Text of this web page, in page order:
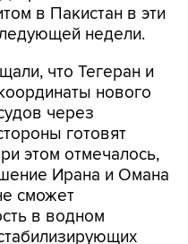
в Пакистан в эти
недели.
что Тегеран и
нового
через
готовят
этом отмечалось,
Ирана и Омана
сможет
в водном